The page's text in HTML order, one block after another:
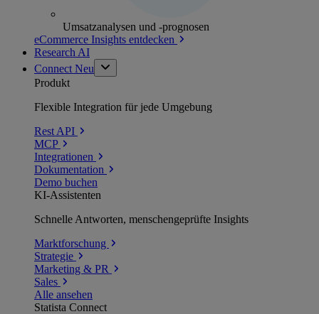
Umsatzanalysen und -prognosen
eCommerce Insights entdecken
Research AI
Connect Neu
Produkt
Flexible Integration für jede Umgebung
Rest API
MCP
Integrationen
Dokumentation
Demo buchen
KI-Assistenten
Schnelle Antworten, menschengeprüfte Insights
Marktforschung
Strategie
Marketing & PR
Sales
Alle ansehen
Statista Connect